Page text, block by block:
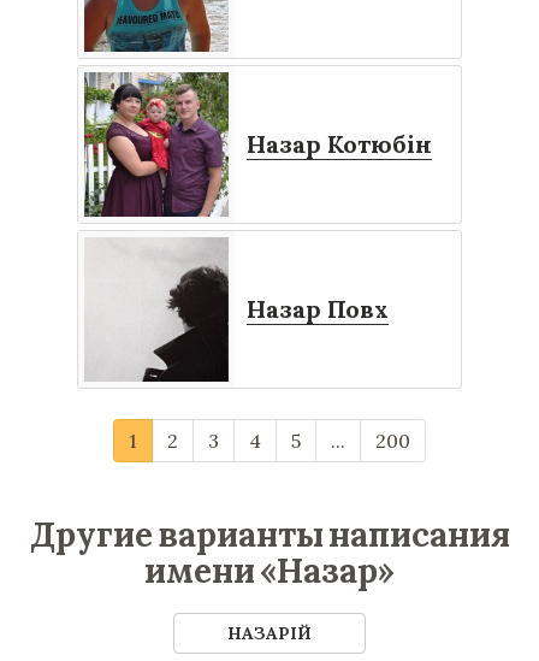
Назар Котюбін
Назар Повх
1 2 3 4 5 ... 200
Другие варианты написания
имени «Назар»
НАЗАРІЙ